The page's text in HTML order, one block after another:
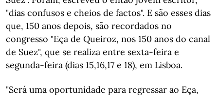
"dias confusos e cheios de factos". E são esses dias
que, 150 anos depois, são recordados no
congresso "Eça de Queiroz, nos 150 anos do canal
de Suez", que se realiza entre sexta-feira e
segunda-feira (dias 15,16,17 e 18), em Lisboa.
"Será uma oportunidade para regressar ao Eça,